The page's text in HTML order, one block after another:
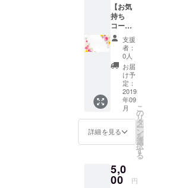
【お気
持ち
コース
②】 ・
お礼の
お手紙
・心の
こもっ
たお礼
のメッ
セージ
(サンク
スメー
ル)
支援
者：
0人
お届
け予
定：
2019
年09
月
詳細を見る
こ
の
リ
タ
ー
ン
を
選
択
す
る
5,0
00 円